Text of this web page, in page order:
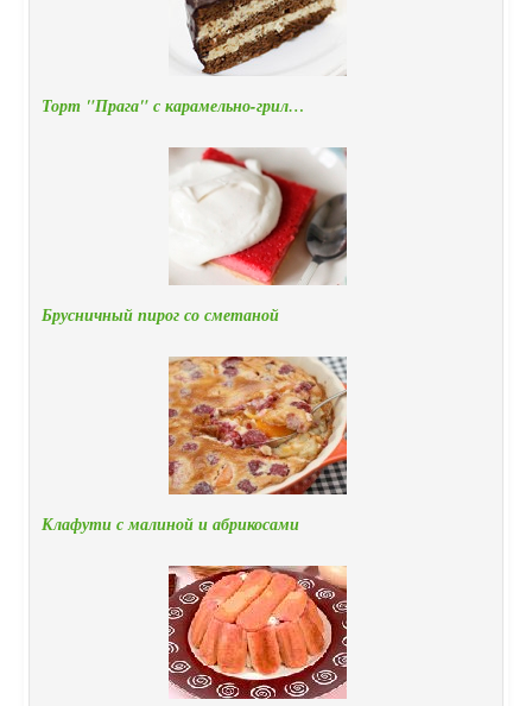
Торт "Прага" с карамельно-грил…
Брусничный пирог со сметаной
Клафути с малиной и абрикосами